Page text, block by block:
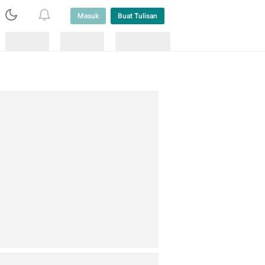
Masuk Buat Tulisan